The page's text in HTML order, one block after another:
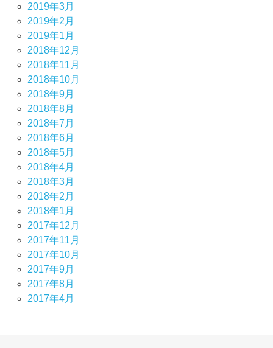
2019年3月
2019年2月
2019年1月
2018年12月
2018年11月
2018年10月
2018年9月
2018年8月
2018年7月
2018年6月
2018年5月
2018年4月
2018年3月
2018年2月
2018年1月
2017年12月
2017年11月
2017年10月
2017年9月
2017年8月
2017年4月